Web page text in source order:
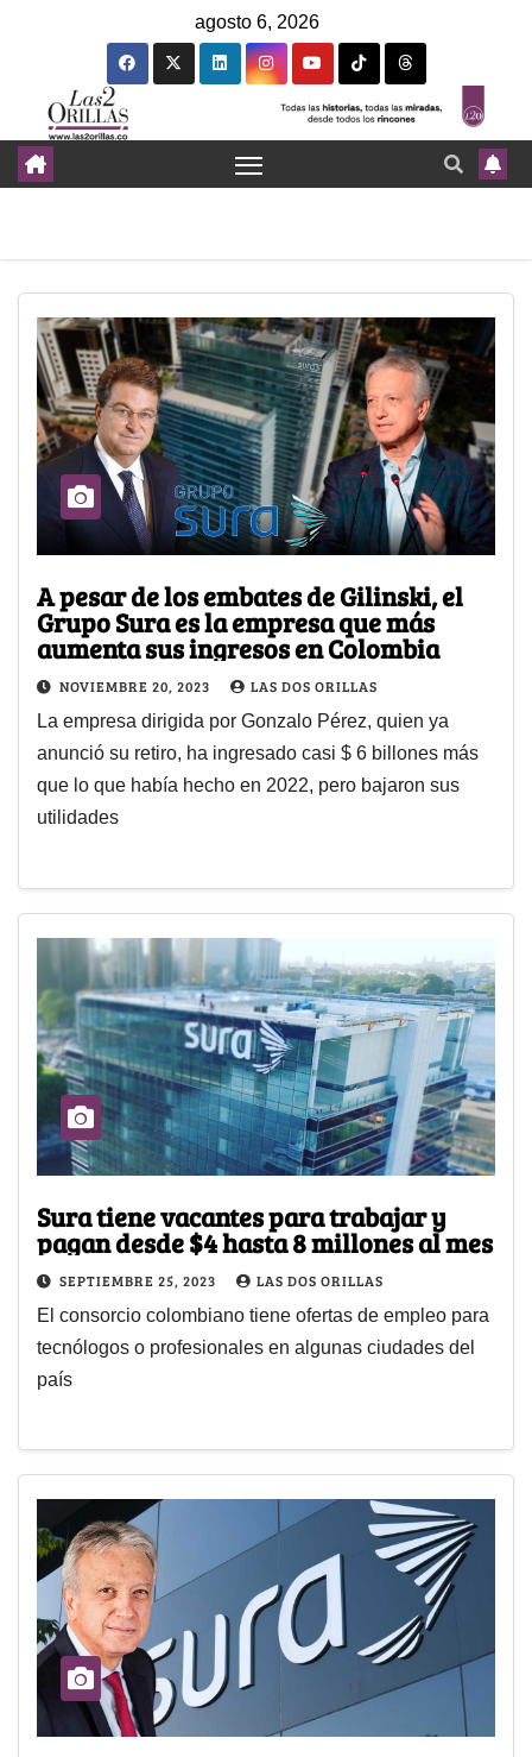
agosto 6, 2026
A pesar de los embates de Gilinski, el
Grupo Sura es la empresa que más
aumenta sus ingresos en Colombia
NOVIEMBRE 20, 2023 LAS DOS ORILLAS
La empresa dirigida por Gonzalo Pérez, quien ya
anunció su retiro, ha ingresado casi $ 6 billones más
que lo que había hecho en 2022, pero bajaron sus
utilidades
Sura tiene vacantes para trabajar y
pagan desde $4 hasta 8 millones al mes
SEPTIEMBRE 25, 2023 LAS DOS ORILLAS
El consorcio colombiano tiene ofertas de empleo para
tecnólogos o profesionales en algunas ciudades del
país